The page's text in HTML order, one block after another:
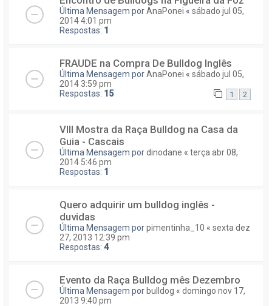
Última Mensagem porAnaPonei « sábado jul 05,
2014 4:01 pm
Respostas: 1
FRAUDE na Compra De Bulldog Inglês
Última Mensagem porAnaPonei « sábado jul 05,
2014 3:59 pm
Respostas: 15 1 2
VIII Mostra da Raça Bulldog na Casa da
Guia - Cascais
Última Mensagem pordinodane « terça abr 08,
2014 5:46 pm
Respostas: 1
Quero adquirir um bulldog inglês -
duvidas
Última Mensagem porpimentinha_10 « sexta dez
27, 2013 12:39 pm
Respostas: 4
Evento da Raça Bulldog mês Dezembro
Última Mensagem por bulldog « domingo nov 17,
2013 9:40 pm